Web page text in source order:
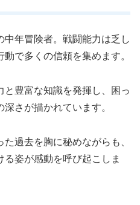
年冒険者。戦闘能力は乏し
で多くの信頼を集めます。
豊富な知識を発揮し、困っ
さが描かれています。
過去を胸に秘めながらも、
姿が感動を呼び起こしま